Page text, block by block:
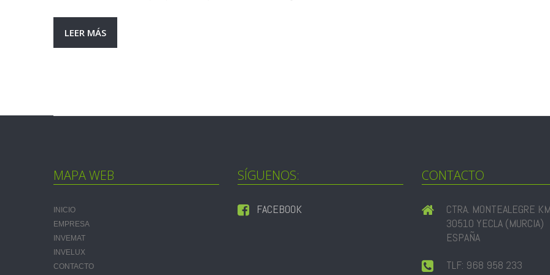
LEER MÁS
MAPA WEB
INICIO
EMPRESA
INVEMAT
INVELUX
CONTACTO
SÍGUENOS:
FACEBOOK
CONTACTO
CTRA. MONTEALEGRE
30510 YECLA (MURCIA)
ESPAÑA
TLF: 968 958 233